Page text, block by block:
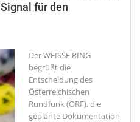
für den
Der WEISSE RING
begrüßt die
Entscheidung des
Österreichischen
Rundfunk (ORF), die
geplante Dokumentation